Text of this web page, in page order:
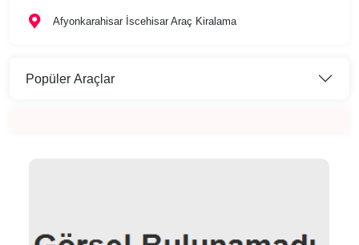
Afyonkarahisar İscehisar Araç Kiralama
Popüler Araçlar